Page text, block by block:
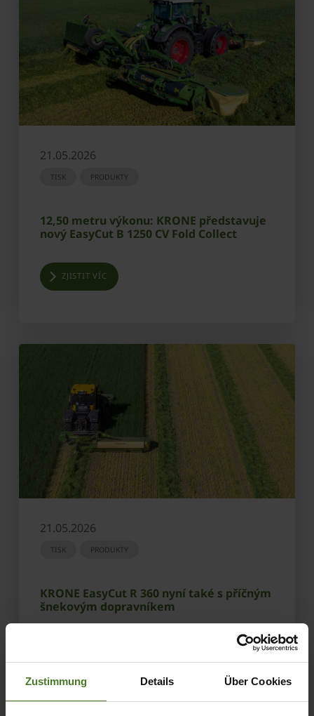
Zustimmung Details Über Cookies
21.05.2026
TISK PRODUKTY
12,50 metru výkonu: KRONE představuje
nový EasyCut B 1250 CV Fold Collect
ZJISTIT VÍC
21.05.2026
TISK PRODUKTY
KRONE EasyCut R 360 nyní také s příčným
šnekovým dopravníkem